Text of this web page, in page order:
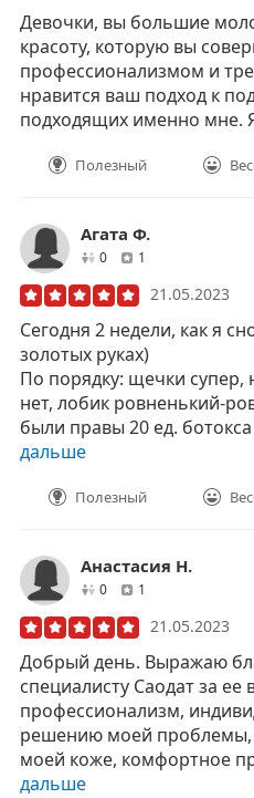
Девочки, вы большие
красоту, которую вы
профессионализмом и
нравится ваш подход к
подходящих именно мне.
Полезный
Агата Ф.
0друзей1
21.05.2023
Сегодня 2 недели, как я
золотых руках)
По порядку: щечки супер,
нет, лобик ровненький-
были правы 20 ед.
дальше
Полезный
Анастасия Н.
0друзей1
21.05.2023
Добрый день. Выражаю
специалисту Саодат за ее
профессионализм,
решению моей проблемы,
моей коже, комфортное
дальше